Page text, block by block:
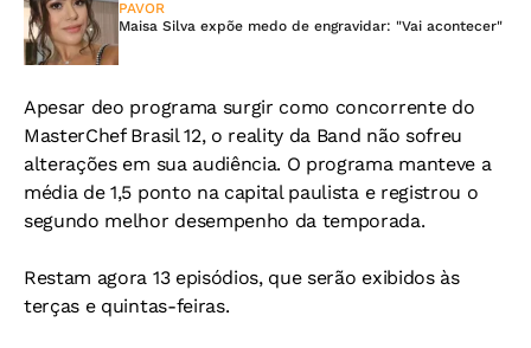
PAVOR
Maisa Silva expõe medo de engravidar: "Vai acontecer"
Apesar deo programa surgir como concorrente do
MasterChef Brasil 12, o reality da Band não sofreu
alterações em sua audiência. O programa manteve a
média de 1,5 ponto na capital paulista e registrou o
segundo melhor desempenho da temporada.
Restam agora 13 episódios, que serão exibidos às
terças e quintas-feiras.